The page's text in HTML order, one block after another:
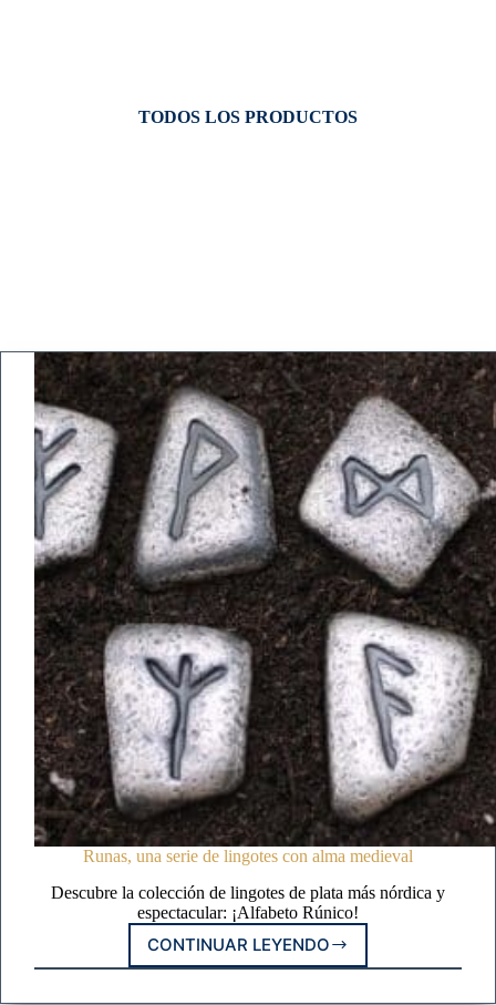
TODOS LOS PRODUCTOS
Runas, una serie de lingotes con alma medieval
Descubre la colección de lingotes de plata más nórdica y
espectacular: ¡Alfabeto Rúnico!
CONTINUAR LEYENDO
RUNAS,
UNA